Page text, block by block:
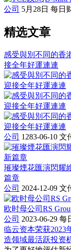
公司 5月28日 每日
精选文章
感受與別不同的香
接全年好運連連
公司 1283-06-10 文
璀璨煙花匯演閃耀
篇章
公司 2024-12-09 文
欧时母公司RS
公司 2023-06-29 每
临云资本荣获2023
造领域最活跃投资